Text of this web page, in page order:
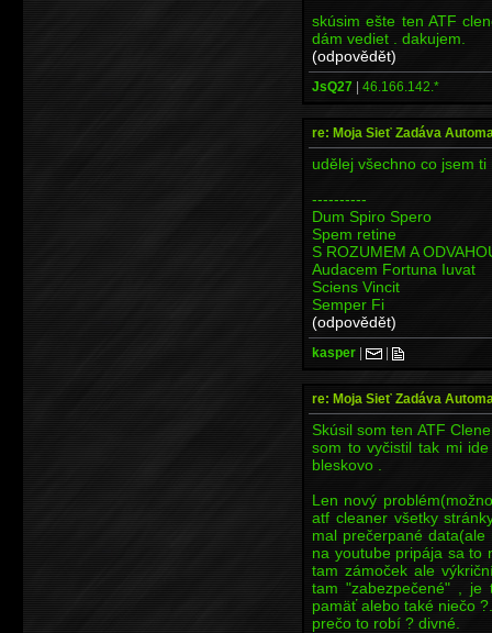
skúsim ešte ten ATF
dám vediet . dakujem.
(odpovědět)
JsQ27 | 46.166.142.*
re: Moja Sieť Zadáva
udělej všechno co jsem
----------
Dum Spiro Spero
Spem retine
S ROZUMEM A
Audacem Fortuna Iuvat
Sciens Vincit
Semper Fi
(odpovědět)
kasper | |
re: Moja Sieť Zadáva
Skúsil som ten ATF
som to vyčistil tak mi
bleskovo .
Len nový
atf cleaner všetky
mal prečerpané
na youtube pripája sa to
tam zámoček ale
tam "zabezpečené" , je
pamäť alebo také niečo ?.
prečo to robí ? divné.